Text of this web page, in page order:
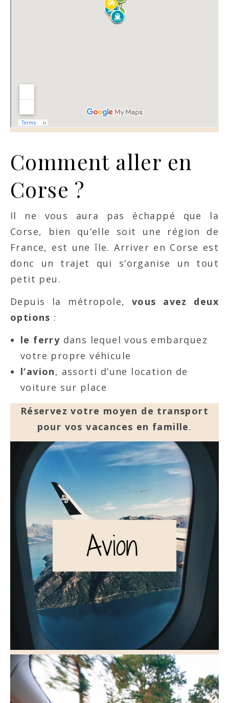
Comment aller en
Corse ?
Il ne vous aura pas échappé que la
Corse, bien qu’elle soit une région de
France, est une île. Arriver en Corse est
donc un trajet qui s’organise un tout
petit peu.
Depuis la métropole, vous avez deux
options :
le ferry dans lequel vous embarquez
votre propre véhicule
l’avion, assorti d’une location de
voiture sur place
Réservez votre moyen de transport
pour vos vacances en famille.